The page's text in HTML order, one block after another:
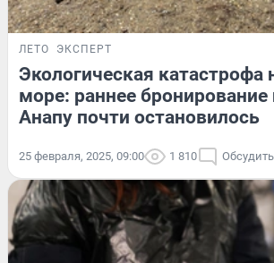
ЛЕТО ЭКСПЕРТ
Экологическая катастрофа
море: раннее бронирование
Анапу почти остановилось
25 февраля, 2025, 09:00 1 810 Обсудить